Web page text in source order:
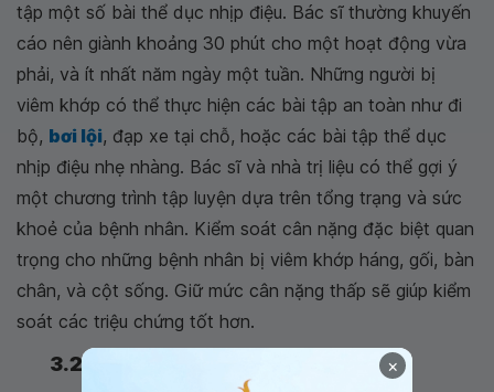
tập một số bài thể dục nhịp điệu. Bác sĩ thường khuyến
cáo nên giành khoảng 30 phút cho một hoạt động vừa
phải, và ít nhất năm ngày một tuần. Những người bị
viêm khớp có thể thực hiện các bài tập an toàn như đi
bộ, bơi lội, đạp xe tại chỗ, hoặc các bài tập thể dục
nhịp điệu nhẹ nhàng. Bác sĩ và nhà trị liệu có thể gợi ý
một chương trình tập luyện dựa trên tổng trạng và sức
khoẻ của bệnh nhân. Kiểm soát cân nặng đặc biệt quan
trọng cho những bệnh nhân bị viêm khớp háng, gối, bàn
chân, và cột sống. Giữ mức cân nặng thấp sẽ giúp kiểm
soát các triệu chứng tốt hơn.
3.2. Các thiết bị đặc biệt ×